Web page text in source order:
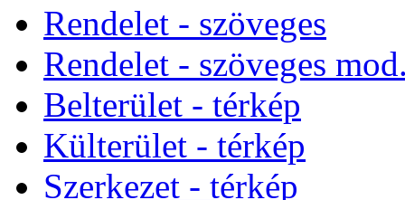
Rendelet - szöveges
Rendelet - szöveges
Belterület - térkép
Külterület - térkép
Szerkezet - térkép